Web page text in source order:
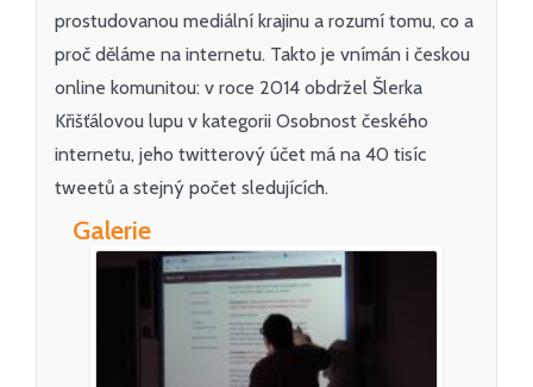
prostudovanou mediální krajinu a rozumí tomu, co a
proč děláme na internetu. Takto je vnímán i českou
online komunitou: v roce 2014 obdržel Šlerka
Křišťálovou lupu v kategorii Osobnost českého
internetu, jeho twitterový účet má na 40 tisíc
tweetů a stejný počet sledujících.
Galerie